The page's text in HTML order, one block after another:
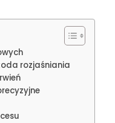
rozjaśniania